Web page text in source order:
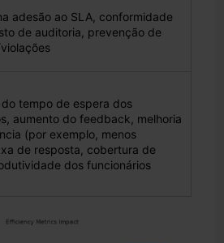
adesão ao SLA, conformidade
de auditoria, prevenção de
do tempo de espera dos
aumento do feedback, melhoria
(por exemplo, menos
de resposta, cobertura de
dos funcionários